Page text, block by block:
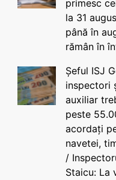
primesc
la 31
până în
rămân în
Șeful ISJ
inspectori
auxiliar
peste
acordați
navetei,
/
Staicu: La